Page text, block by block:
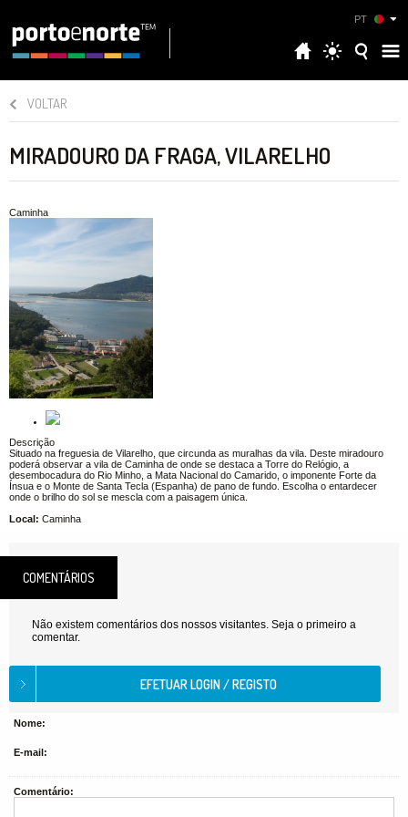
PT
VOLTAR
MIRADOURO DA FRAGA, VILARELHO
Caminha
Descrição
Situado na freguesia de Vilarelho, que circunda as muralhas da vila. Deste miradouro
poderá observar a vila de Caminha de onde se destaca a Torre do Relógio, a
desembocadura do Rio Minho, a Mata Nacional do Camarido, o imponente Forte da
Ínsua e o Monte de Santa Tecla (Espanha) de pano de fundo. Escolha o entardecer
onde o brilho do sol se mescla com a paisagem única.
Local: Caminha
COMENTÁRIOS
Não existem comentários dos nossos visitantes. Seja o primeiro a
comentar.
Nome:
E-mail:
Comentário: